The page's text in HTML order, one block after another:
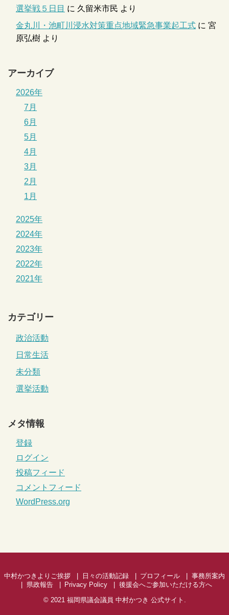
選挙戦５日目 に 久留米市民 より
金丸川・池町川浸水対策重点地域緊急事業起工式 に 宮
原弘樹 より
アーカイブ
2026年
7月
6月
5月
4月
3月
2月
1月
2025年
2024年
2023年
2022年
2021年
カテゴリー
政治活動
日常生活
未分類
選挙活動
メタ情報
登録
ログイン
投稿フィード
コメントフィード
WordPress.org
中村かつきよりご挨拶 日々の活動記録 プロフィール
事務所案内
県政報告
Privacy Policy
後援会へご参加いただける方へ
© 2021 福岡県議会議員 中村かつき 公式サイト